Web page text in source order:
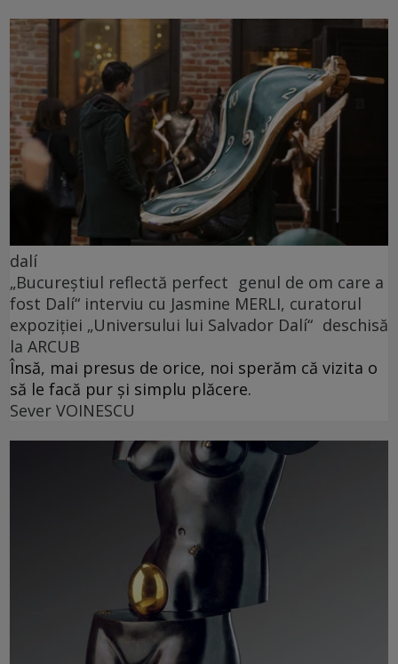
dalí
„Bucureștiul reflectă perfect genul de om care a
fost Dalí“ interviu cu Jasmine MERLI, curatorul
expoziției „Universului lui Salvador Dalí“ deschisă
la ARCUB
Însă, mai presus de orice, noi sperăm că vizita o
să le facă pur și simplu plăcere.
Sever VOINESCU